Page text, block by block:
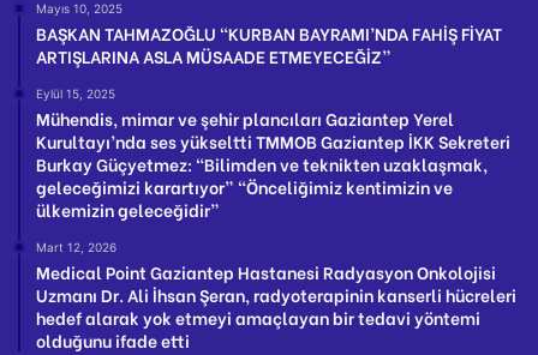
Mayıs 10, 2025
BAŞKAN TAHMAZOĞLU “KURBAN BAYRAMI’NDA FAHİŞ FİYAT
ARTIŞLARINA ASLA MÜSAADE ETMEYECEĞİZ”
Eylül 15, 2025
Mühendis, mimar ve şehir plancıları Gaziantep Yerel
Kurultayı’nda ses yükseltti TMMOB Gaziantep İKK Sekreteri
Burkay Güçyetmez: “Bilimden ve teknikten uzaklaşmak,
geleceğimizi karartıyor” “Önceliğimiz kentimizin ve
ülkemizin geleceğidir”
Mart 12, 2026
Medical Point Gaziantep Hastanesi Radyasyon Onkolojisi
Uzmanı Dr. Ali İhsan Şeran, radyoterapinin kanserli hücreleri
hedef alarak yok etmeyi amaçlayan bir tedavi yöntemi
olduğunu ifade etti